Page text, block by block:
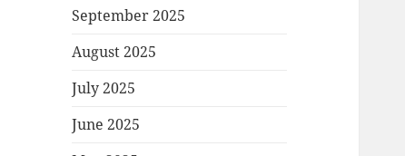
September 2025
August 2025
July 2025
June 2025